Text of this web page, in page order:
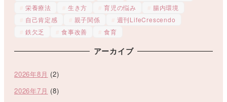
栄養療法
生き方 育児の悩み
腸内環境
自己肯定感
親子関係
週刊LifeCrescendo
鉄欠乏
食事改善 食育
アーカイブ
2026年8月 (2)
2026年7月 (8)